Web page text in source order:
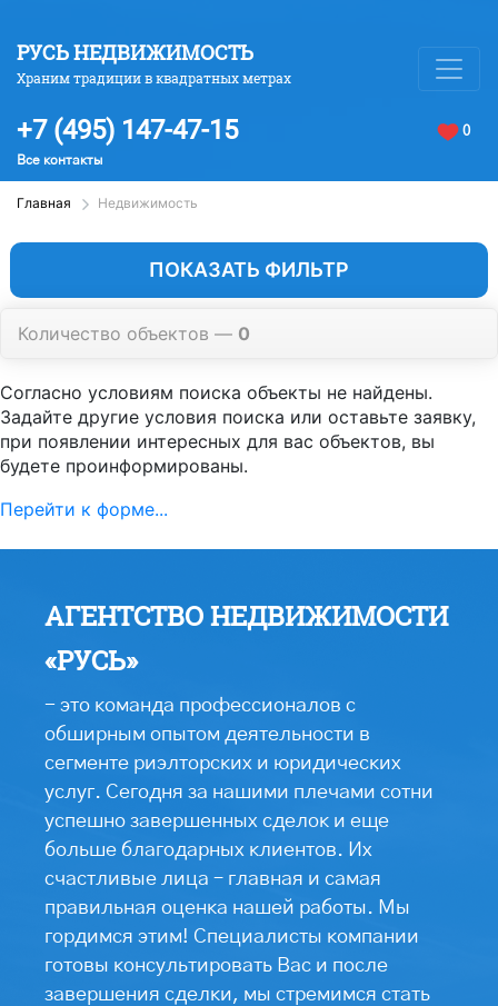
РУСЬ НЕДВИЖИМОСТЬ
Храним традиции в квадратных метрах
+7 (495) 147-47-15
Все контакты
0
Главная Недвижимость
ПОКАЗАТЬ ФИЛЬТР
Количество объектов — 0
Согласно условиям поиска объекты не найдены.
Задайте другие условия поиска или оставьте заявку,
при появлении интересных для вас объектов, вы
будете проинформированы.
Перейти к форме...
АГЕНТСТВО НЕДВИЖИМОСТИ
«РУСЬ»
- это команда профессионалов с
обширным опытом деятельности в
сегменте риэлторских и юридических
услуг. Сегодня за нашими плечами сотни
успешно завершенных сделок и еще
больше благодарных клиентов. Их
счастливые лица – главная и самая
правильная оценка нашей работы. Мы
гордимся этим! Специалисты компании
готовы консультировать Вас и после
завершения сделки, мы стремимся стать